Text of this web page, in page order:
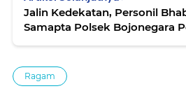
Jalin Kedekatan, Personil
Samapta Polsek Bojonegara
Ragam